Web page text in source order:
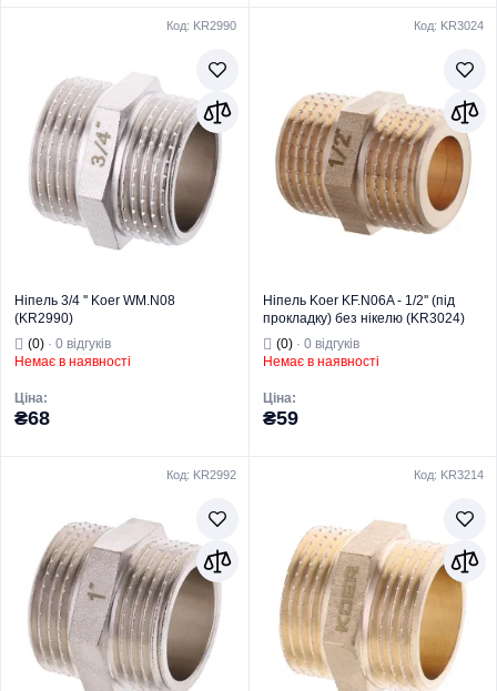
Латунний фітинг
Вид виробу
Призначення
Для труб
Тип
Муфта
Латунний фітинг
Призначення
Для труб
Тип
Ніпель
Код: KR2990
Ніпель 3/4 '' Koer WM.N08
(KR2990)
(0) · 0 відгуків
Немає в наявності
Ціна:
₴68
Тип виробу
Латунний фітинг
Вид виробу
Призначення
Для труб
Тип
Ніпель
Код: KR3024
Ніпель Koer KF.N06A - 1/2'' (під
прокладку) без нікелю (KR3024)
(0)· 0 відгуків
Немає в наявності
Ціна:
₴59
Латунний фітинг
Вид виробу
Призначення
Для труб
Тип
Ніпель
Код: KR2992 Код: KR3214